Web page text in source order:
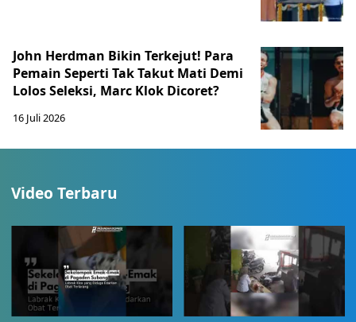
John Herdman Bikin Terkejut! Para
Pemain Seperti Tak Takut Mati Demi
Lolos Seleksi, Marc Klok Dicoret?
16 Juli 2026
Video Terbaru